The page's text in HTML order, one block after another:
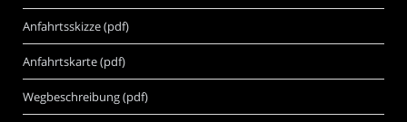
Anfahrtsskizze (pdf)
Anfahrtskarte (pdf)
Wegbeschreibung (pdf)